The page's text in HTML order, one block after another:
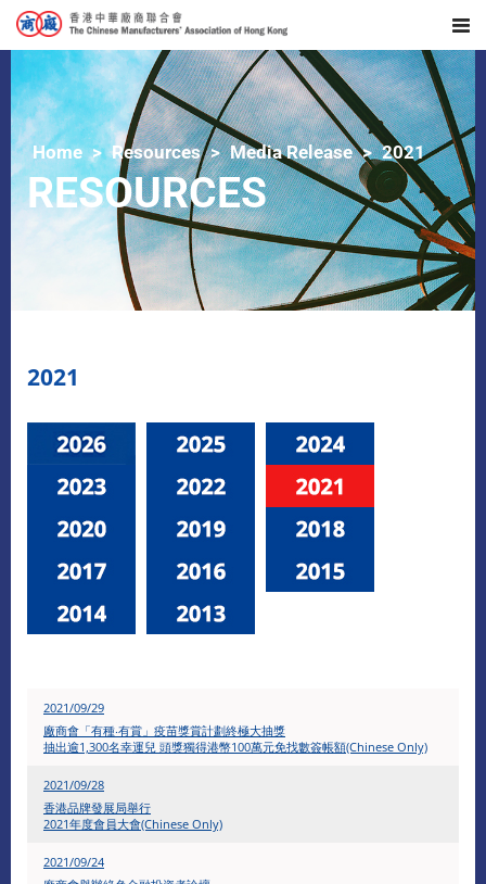
Home Resources Media Release 2021
RESOURCES
2021
2021/09/29
廠商會「有種‧有賞」疫苗獎賞計劃終極大抽獎
抽出逾1,300名幸運兒 頭獎獨得港幣100萬元免找數簽帳額(Chinese Only)
2021/09/28
香港品牌發展局舉行
2021年度會員大會(Chinese Only)
2021/09/24